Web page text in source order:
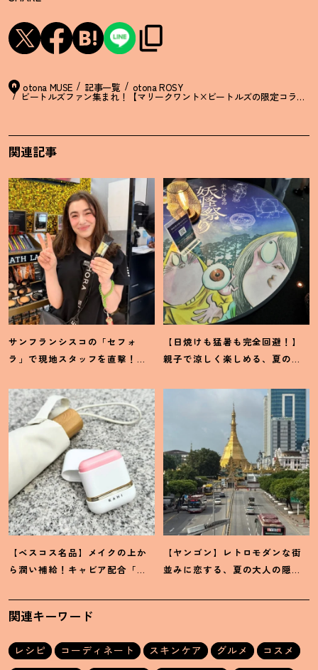
otona MUSE 記事一覧 otona ROSY
ビートルズファン集まれ！ 【マリークワント×ビートルズの限定コラボT
関連記事
サンフランシスコの「セフォ
ラ」で現地スタッフを直撃 ！
えてください♡
【日焼けも猛暑も完全回避 ！ 】
親子で涼しく楽しめる、夏の
ウム」が最高
【ベスコス名品】メイクの上か
ら潤い補給 ！ キャビア配合「カ
力
【ヤンゴン】レトロモダンな街
並みに恋する、夏の大人の隠れ
関連キーワード
レシピ コーディネート スキンケア グルメ
コスメ